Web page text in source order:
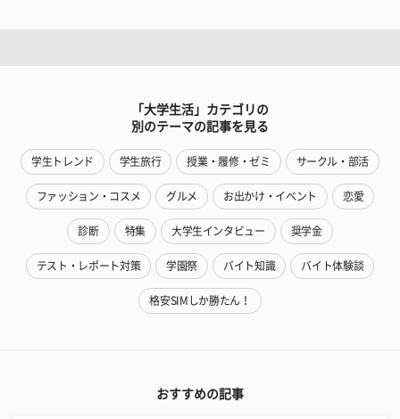
「大学生活」カテゴリの
別のテーマの記事を見る
学生トレンド 学生旅行 授業・履修・ゼミ サークル・部活
ファッション・コスメ グルメ お出かけ・イベント 恋愛
診断 特集 大学生インタビュー 奨学金
テスト・レポート対策 学園祭 バイト知識 バイト体験談
格安SIMしか勝たん！
おすすめの記事